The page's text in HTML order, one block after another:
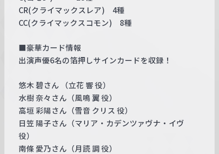
CR(クライマックスレア) 4種
CC(クライマックスコモン) 8種
■豪華カード情報
出演声優6名の箔押しサインカードを収録！
悠木 碧さん （立花 響 役）
水樹 奈々さん（風鳴 翼 役）
高垣 彩陽さん（雪音 クリス 役）
日笠 陽子さん（マリア・カデンツァヴナ・イヴ
役）
南條 愛乃さん（月読 調 役）